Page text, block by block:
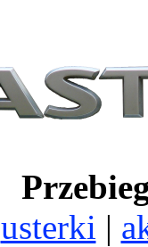
usterki |